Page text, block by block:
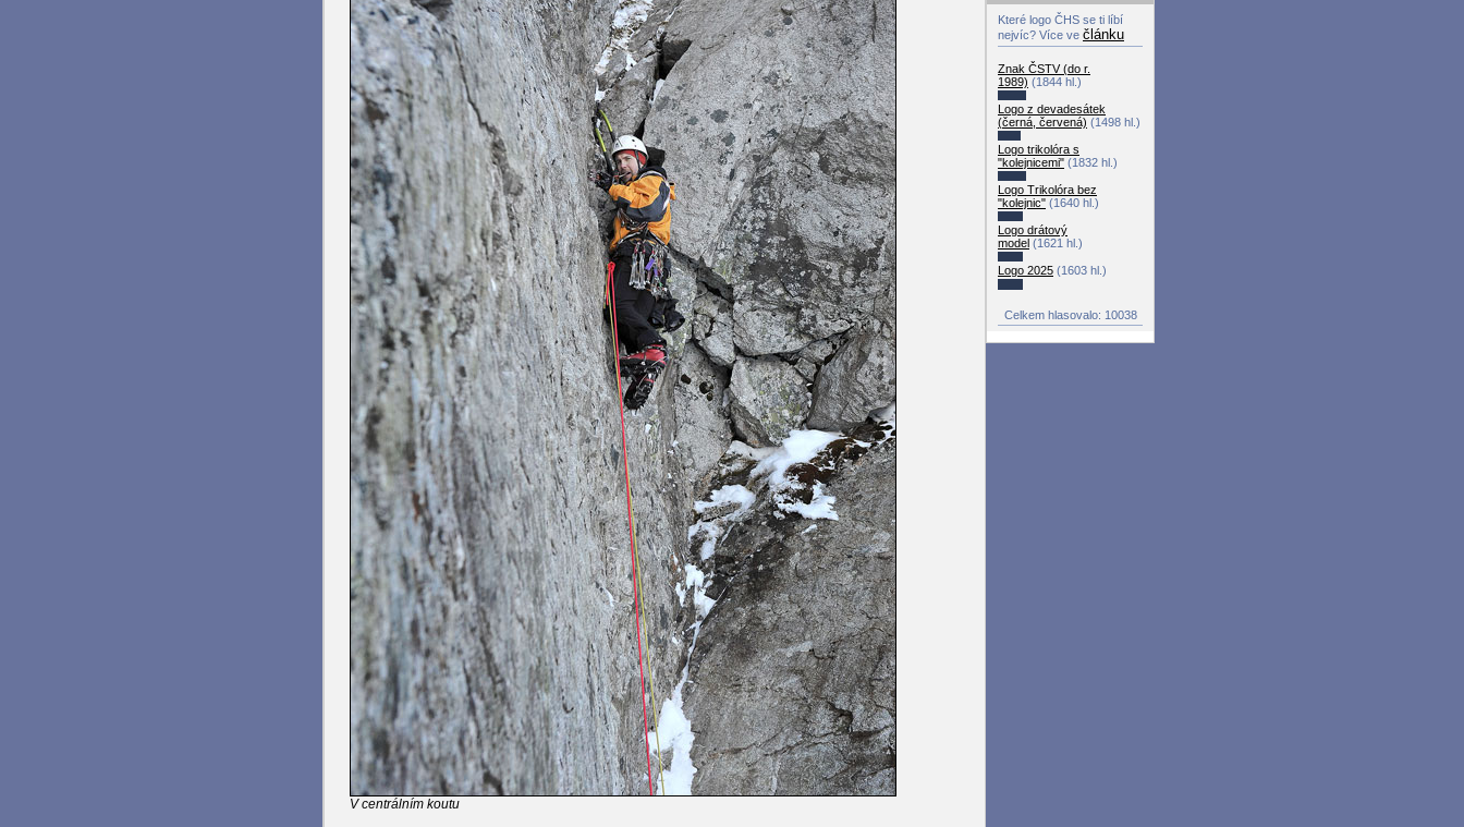
V centrálním koutu
Které logo ČHS se ti líbí
nejvíc? Více ve článku
Znak ČSTV (do r.
1989) (1844 hl.)
Logo z devadesátek
(černá, červená) (1498 hl.)
Logo trikolóra s
"kolejnicemi" (1832 hl.)
Logo Trikolóra bez
"kolejnic" (1640 hl.)
Logo drátový
model (1621 hl.)
Logo 2025 (1603 hl.)
Celkem hlasovalo: 10038